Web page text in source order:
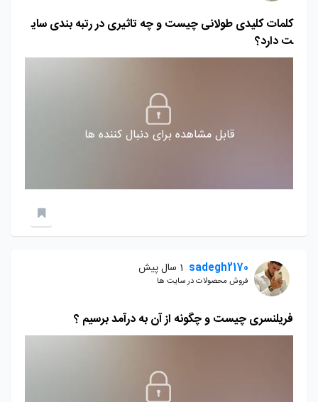
کلمات کلیدی طولانی چیست و چه تاثیری در رتبه بندی سای
ت دارد؟
قابل مشاهده برای دنبال کننده ها
sadegh2170 1 سال پیش
فروش محصولات در سایت ها
فریلنسری چیست و چگونه از آن به درآمد برسیم ؟